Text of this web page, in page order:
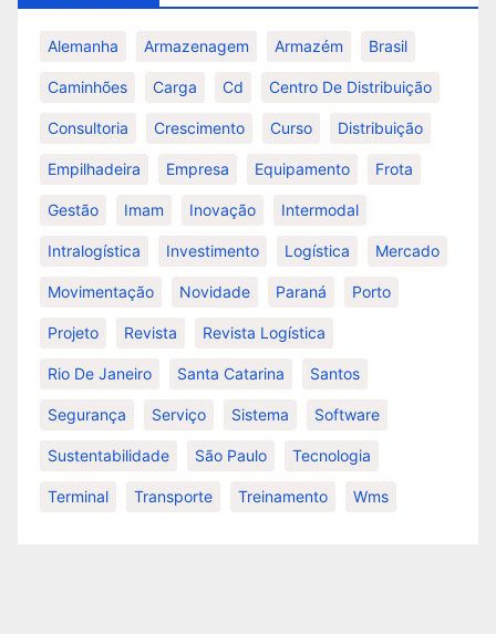
Alemanha Armazenagem Armazém Brasil
Caminhões Carga Cd Centro De Distribuição
Consultoria Crescimento Curso Distribuição
Empilhadeira Empresa Equipamento Frota
Gestão Imam Inovação Intermodal
Intralogística Investimento Logística Mercado
Movimentação Novidade Paraná Porto
Projeto Revista Revista Logística
Rio De Janeiro Santa Catarina Santos
Segurança Serviço Sistema Software
Sustentabilidade São Paulo Tecnologia
Terminal Transporte Treinamento Wms